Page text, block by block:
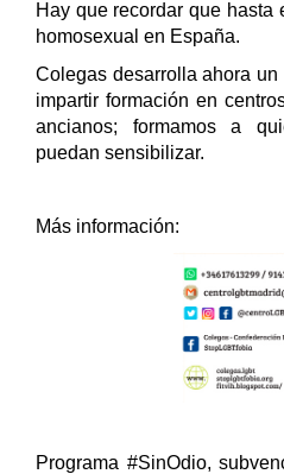
Hay que recordar que hasta
homosexual en España.
Colegas desarrolla ahora
impartir formación en
ancianos; formamos a
puedan sensibilizar.
Más información:
Programa #SinOdio,